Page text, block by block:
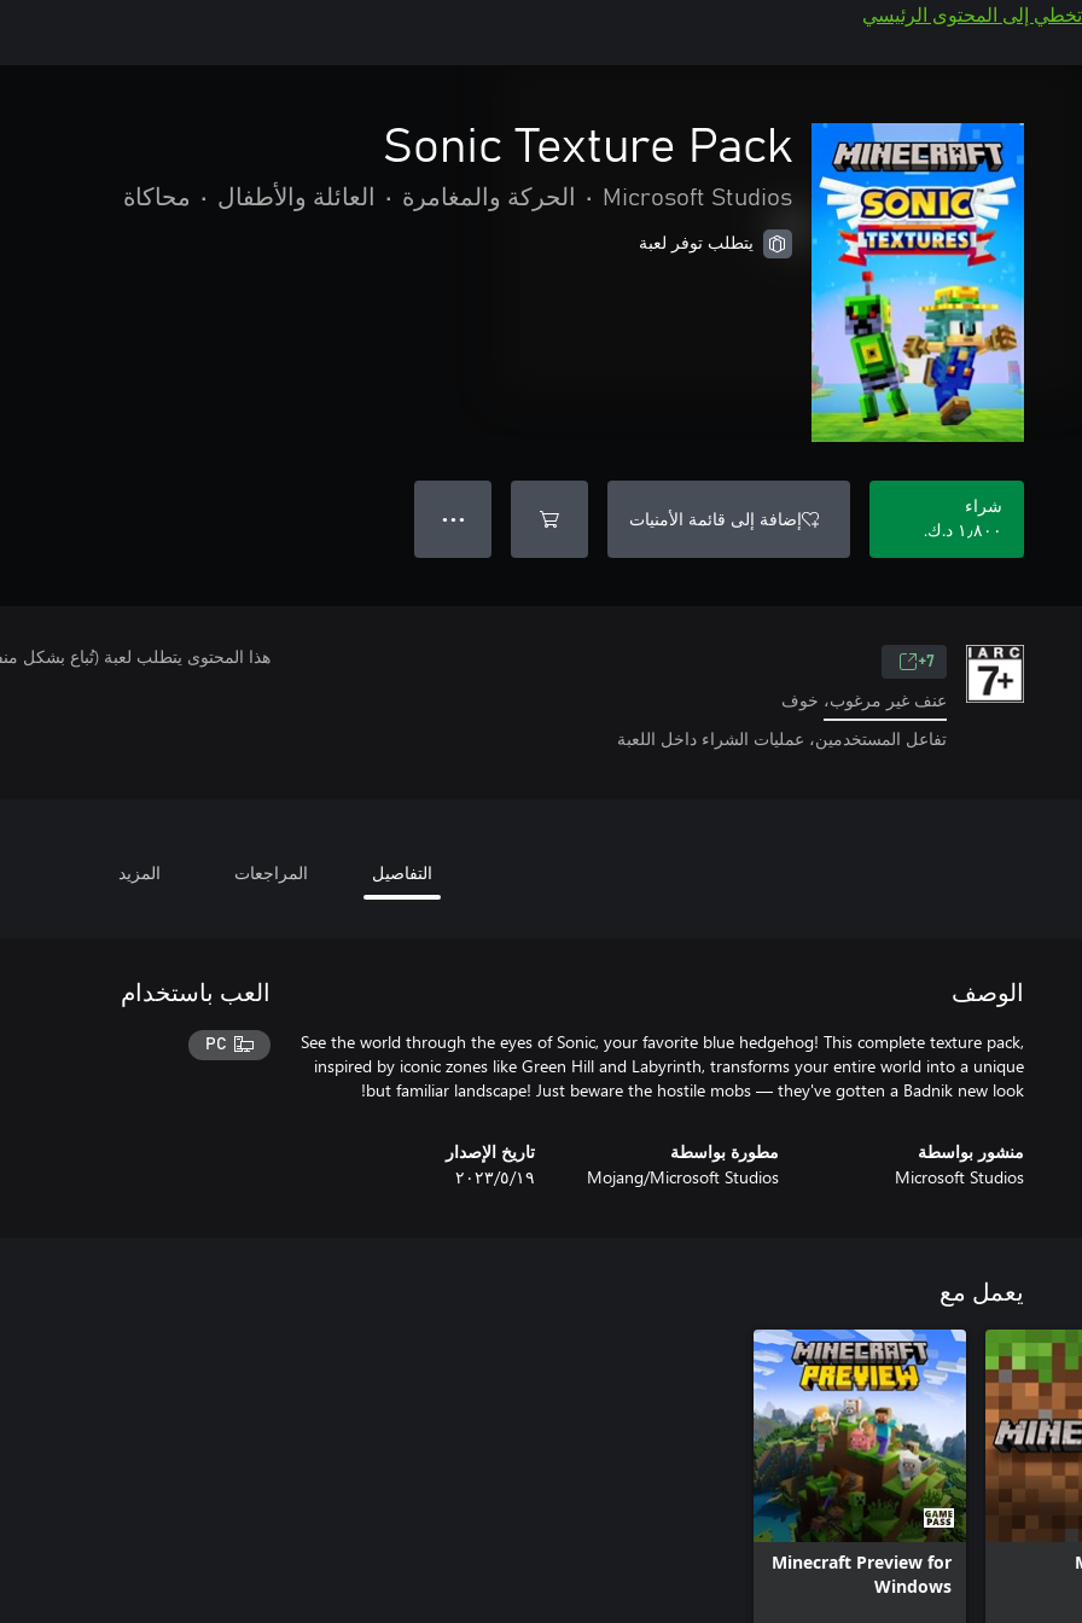
تخطي إلى المحتوى الرئيسي
Sonic Texture Pack
Microsoft Studios
• الحركة والمغامرة • العائلة والأطفال • محاكاة
يتطلب توفر لعبة
شراء
١٫٨٠٠ د.ك.‏
إضافة إلى قائمة الأمنيات ● ● ●
7+
عنف غير مرغوب، خوف
تفاعل المستخدمين، عمليات الشراء داخل اللعبة
هذا المحتوى يتطلب لعبة (تُباع بشكل
التفاصيل المراجعات المزيد
الوصف
See the world through the eyes of Sonic, your favorite blue hedgehog! This complete texture pack,
inspired by iconic zones like Green Hill and Labyrinth, transforms your entire world into a unique
but familiar landscape! Just beware the hostile mobs — they've gotten a Badnik new look!
منشور بواسطة
Microsoft Studios
مطورة بواسطة
Mojang/Microsoft Studios
تاريخ الإصدار
١٩‏/٥‏/٢٠٢٣
العب باستخدام
PC
يعمل مع
Minecraft Preview for
Windows